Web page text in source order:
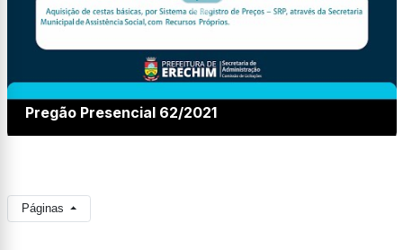
Pregão Presencial 62/2021
Páginas